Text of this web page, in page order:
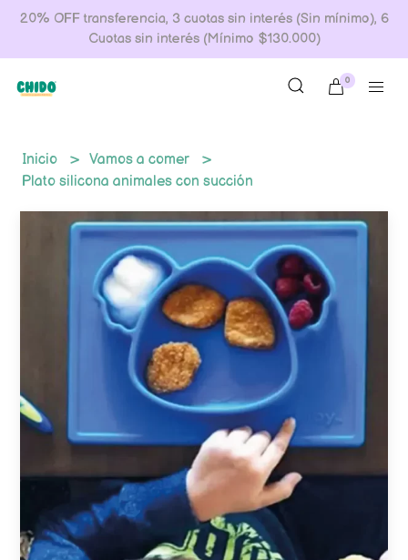
20% OFF transferencia, 3 cuotas sin interés (Sin mínimo), 6
Cuotas sin interés (Mínimo $130.000)
0
Inicio
Vamos a comer
Plato silicona animales con succión